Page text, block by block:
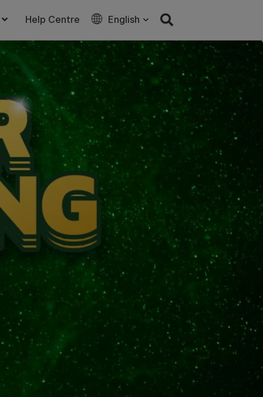
Help Centre English